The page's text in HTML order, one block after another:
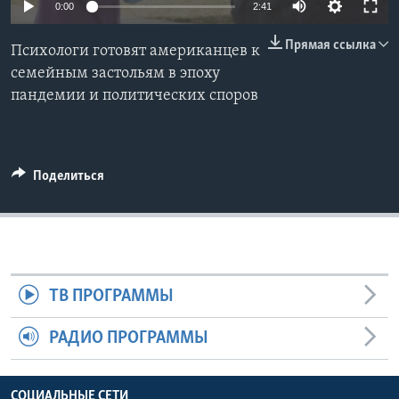
СОЦИАЛЬНЫЕ СЕТИ
0:00 2:41
Прямая ссылка
Психологи готовят американцев к
семейным застольям в эпоху
пандемии и политических споров
Поделиться
ТВ ПРОГРАММЫ
РАДИО ПРОГРАММЫ